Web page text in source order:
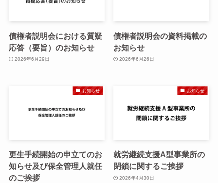
債権者説明会における質疑
応答（要旨）のお知らせ
2026年6月29日
債権者説明会の資料掲載の
お知らせ
2026年6月26日
お知らせ
更生手続開始の申立てのお
知らせ及び保全管理人就任
のご挨拶
お知らせ
就労継続支援A型事業所の
閉鎖に関するご挨拶
2026年4月30日